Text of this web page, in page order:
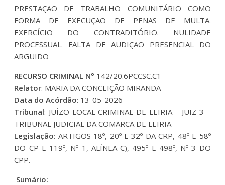
PRESTAÇÃO DE TRABALHO COMUNITÁRIO COMO
FORMA DE EXECUÇÃO DE PENAS DE MULTA.
EXERCÍCIO DO CONTRADITÓRIO. NULIDADE
PROCESSUAL. FALTA DE AUDIÇÃO PRESENCIAL DO
ARGUIDO
RECURSO CRIMINAL Nº 142/20.6PCCSC.C1
Relator: MARIA DA CONCEIÇÃO MIRANDA
Data do Acórdão: 13-05-2026
Tribunal: JUÍZO LOCAL CRIMINAL DE LEIRIA – JUIZ 3 –
TRIBUNAL JUDICIAL DA COMARCA DE LEIRIA
Legislação: ARTIGOS 18º, 20º E 32º DA CRP, 48º E 58º
DO CP E 119º, Nº 1, ALÍNEA C), 495º E 498º, Nº 3 DO
CPP.
Sumário: